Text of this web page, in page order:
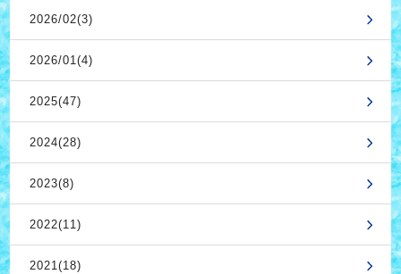
2026/02(3)
2026/01(4)
2025(47)
2024(28)
2023(8)
2022(11)
2021(18)